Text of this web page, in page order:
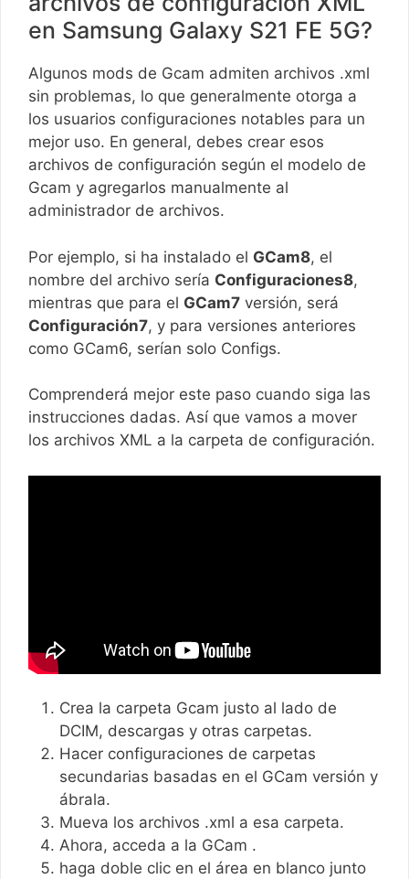
en Samsung Galaxy S21 FE 5G?
Algunos mods de Gcam admiten archivos .xml
sin problemas, lo que generalmente otorga a
los usuarios configuraciones notables para un
mejor uso. En general, debes crear esos
archivos de configuración según el modelo de
Gcam y agregarlos manualmente al
administrador de archivos.
Por ejemplo, si ha instalado el GCam8, el
nombre del archivo sería Configuraciones8,
mientras que para el GCam7 versión, será
Configuración7, y para versiones anteriores
como GCam6, serían solo Configs.
Comprenderá mejor este paso cuando siga las
instrucciones dadas. Así que vamos a mover
los archivos XML a la carpeta de configuración.
Crea la carpeta Gcam justo al lado de
DCIM, descargas y otras carpetas.
Hacer configuraciones de carpetas
secundarias basadas en el GCam versión y
ábrala.
Mueva los archivos .xml a esa carpeta.
Ahora, acceda a la GCam .
haga doble clic en el área en blanco junto